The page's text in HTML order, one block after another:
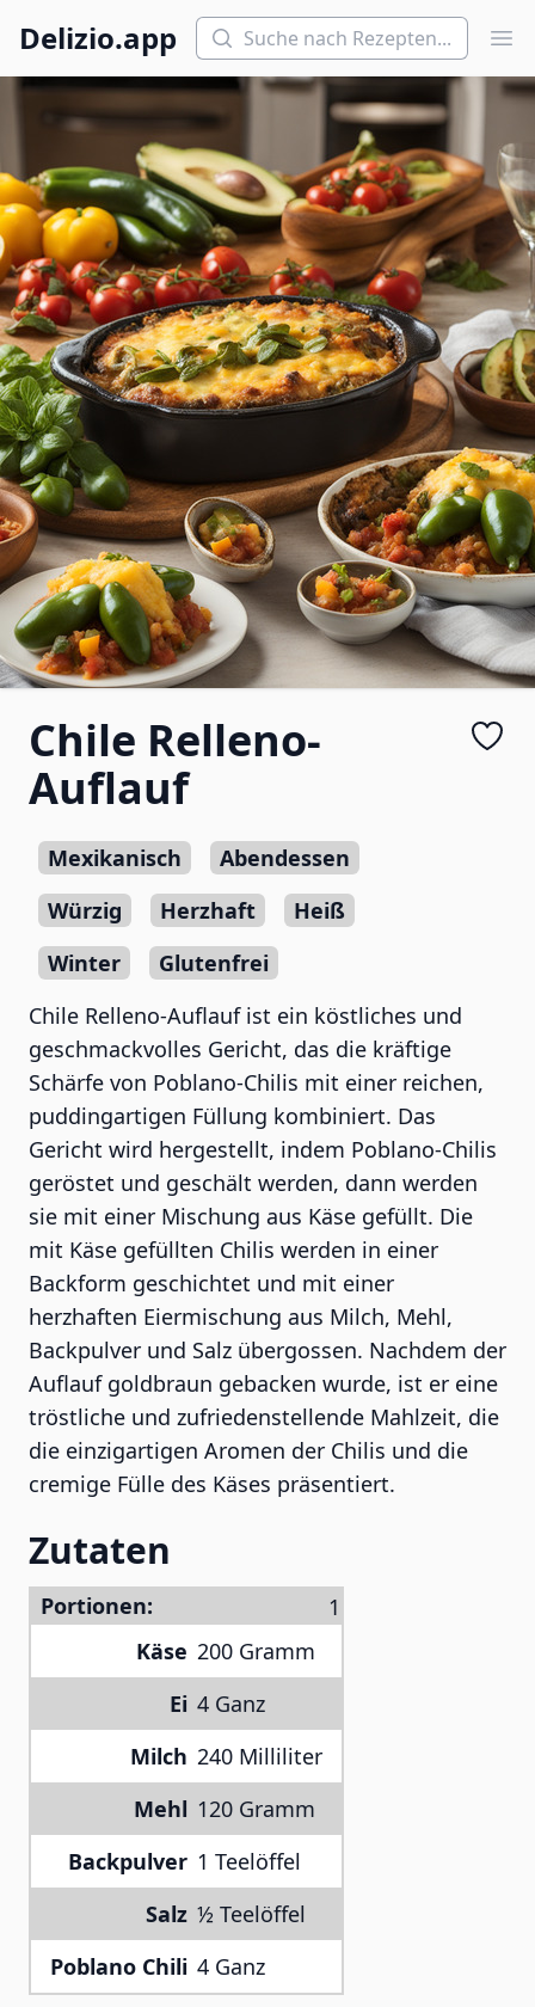
Delizio.app Suchen
Chile Relleno-
Auflauf
Mexikanisch
Abendessen
Würzig
Herzhaft
Heiß
Winter
Glutenfrei
Chile Relleno-Auflauf ist ein köstliches und
geschmackvolles Gericht, das die kräftige
Schärfe von Poblano-Chilis mit einer reichen,
puddingartigen Füllung kombiniert. Das
Gericht wird hergestellt, indem Poblano-Chilis
geröstet und geschält werden, dann werden
sie mit einer Mischung aus Käse gefüllt. Die
mit Käse gefüllten Chilis werden in einer
Backform geschichtet und mit einer
herzhaften Eiermischung aus Milch, Mehl,
Backpulver und Salz übergossen. Nachdem der
Auflauf goldbraun gebacken wurde, ist er eine
tröstliche und zufriedenstellende Mahlzeit, die
die einzigartigen Aromen der Chilis und die
cremige Fülle des Käses präsentiert.
Zutaten
Portionen:
Käse 200 Gramm
Ei 4 Ganz
Milch 240 Milliliter
Mehl 120 Gramm
Backpulver 1 Teelöffel
Salz ½ Teelöffel
Poblano Chili 4 Ganz